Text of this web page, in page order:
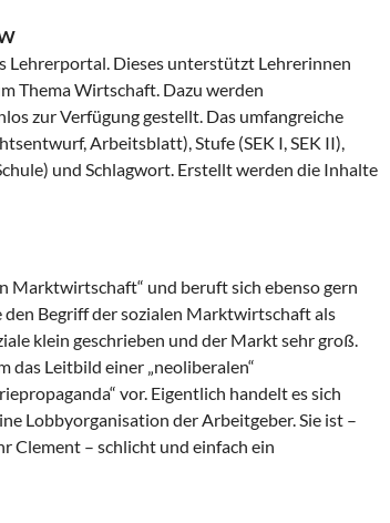
Lehrerportal. Dieses unterstützt Lehrerinnen
Thema Wirtschaft. Dazu werden
zur Verfügung gestellt. Das umfangreiche
Arbeitsblatt), Stufe (SEK I, SEK II),
und Schlagwort. Erstellt werden die Inhalte
Marktwirtschaft“ und beruft sich ebenso gern
den Begriff der sozialen Marktwirtschaft als
klein geschrieben und der Markt sehr groß.
Leitbild einer „neoliberalen“
vor. Eigentlich handelt es sich
Lobbyorganisation der Arbeitgeber. Sie ist –
Clement – schlicht und einfach ein